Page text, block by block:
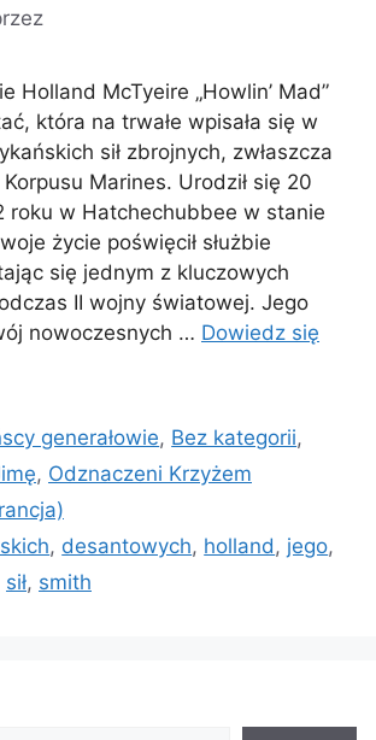
Holland McTyeire „Howlin’ Mad”
która na trwałe wpisała się w
sił zbrojnych, zwłaszcza
Marines. Urodził się 20
roku w Hatchechubbee w stanie
życie poświęcił służbie
się jednym z kluczowych
II wojny światowej. Jego
nowoczesnych … Dowiedz się
generałowie, Bez kategorii,
, Odznaczeni Krzyżem
, desantowych, holland , jego,
sił, smith